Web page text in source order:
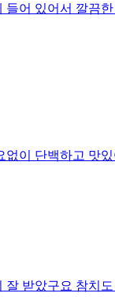
들어 있어서 깔끔
없이 단백하고 맛
잘 받았구요 참치